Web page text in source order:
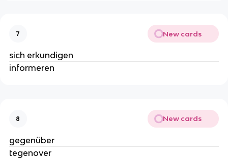
7 New cards
sich erkundigen
informeren
8 New cards
gegenüber
tegenover